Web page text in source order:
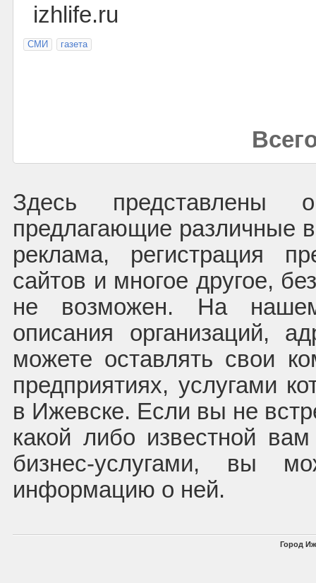
izhlife.ru
СМИ газета
Здесь представлены
предлагающие различные
реклама, регистрация
сайтов и многое другое,
не возможен. На
описания организаций,
можете оставлять свои
предприятиях, услугами
в Ижевске. Если вы не
какой либо известной
бизнес-услугами, вы
информацию о ней.
Город